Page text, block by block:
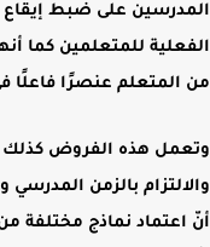
المدرسين على ضبط
الفعلية للمتعلمين كما
من المتعلم عنصرًا فاعلًا
وتعمل هذه الفروض كذلك
والالتزام بالزمن
أنّ اعتماد نماذج مختلفة